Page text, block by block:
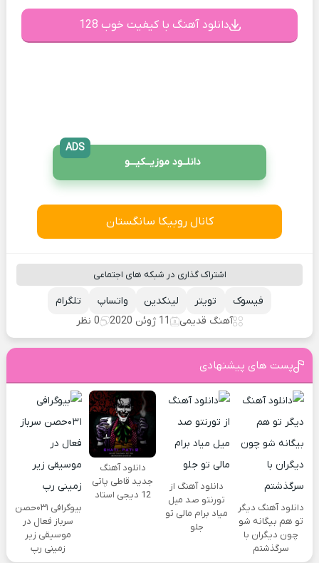
دانلود آهنگ با کیفیت خوب 128
دانلــود موزیــکیـــو
ADS
کانال روبیکا سانگستان
اشتراک گذاری در شبکه های اجتماعی
تلگرام واتساپ لینکدین تویتر
فیسوک
آهنگ قدیمی
11 ژوئن 2020 0 نظر
پست های پیشنهادی
دانلود آهنگ دیگر
تو هم بیگانه شو
چون دیگران با
سرگذشتم
دانلود آهنگ از
تورنتو صد میل
میاد برام مالی تو
جلو
دانلود آهنگ
جدید قاطی پاتی
12 دیجی استاد
بیوگرافی ۰۳۱حصن
سرباز فعال در
موسیقی زیر
زمینی رپ